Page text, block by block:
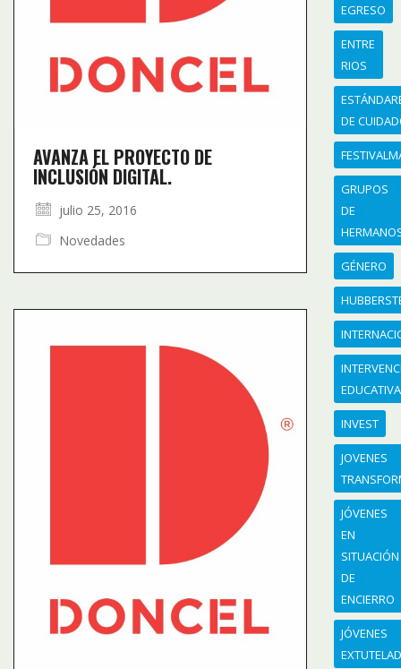
AVANZA EL PROYECTO DE
INCLUSIÓN DIGITAL.
julio 25, 2016
Novedades
EGRESO
ENTRE
RIOS
DE
GRUPOS
DE
GÉNERO
EDUCATIVA
INVEST
JOVENES
JÓVENES
EN
SITUACIÓN
DE
ENCIERRO
JÓVENES